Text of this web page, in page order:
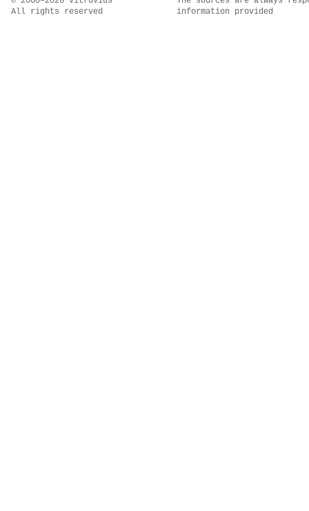
All rights reserved
information provided